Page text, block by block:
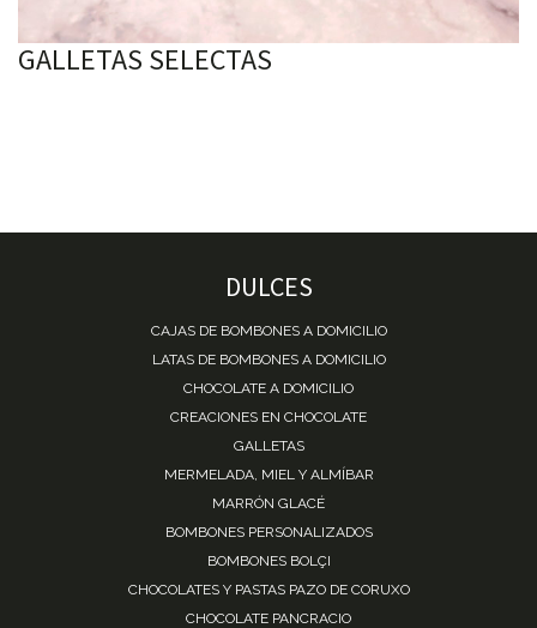
GALLETAS SELECTAS
DULCES
CAJAS DE BOMBONES A DOMICILIO
LATAS DE BOMBONES A DOMICILIO
CHOCOLATE A DOMICILIO
CREACIONES EN CHOCOLATE
GALLETAS
MERMELADA, MIEL Y ALMÍBAR
MARRÓN GLACÉ
BOMBONES PERSONALIZADOS
BOMBONES BOLÇI
CHOCOLATES Y PASTAS PAZO DE CORUXO
CHOCOLATE PANCRACIO